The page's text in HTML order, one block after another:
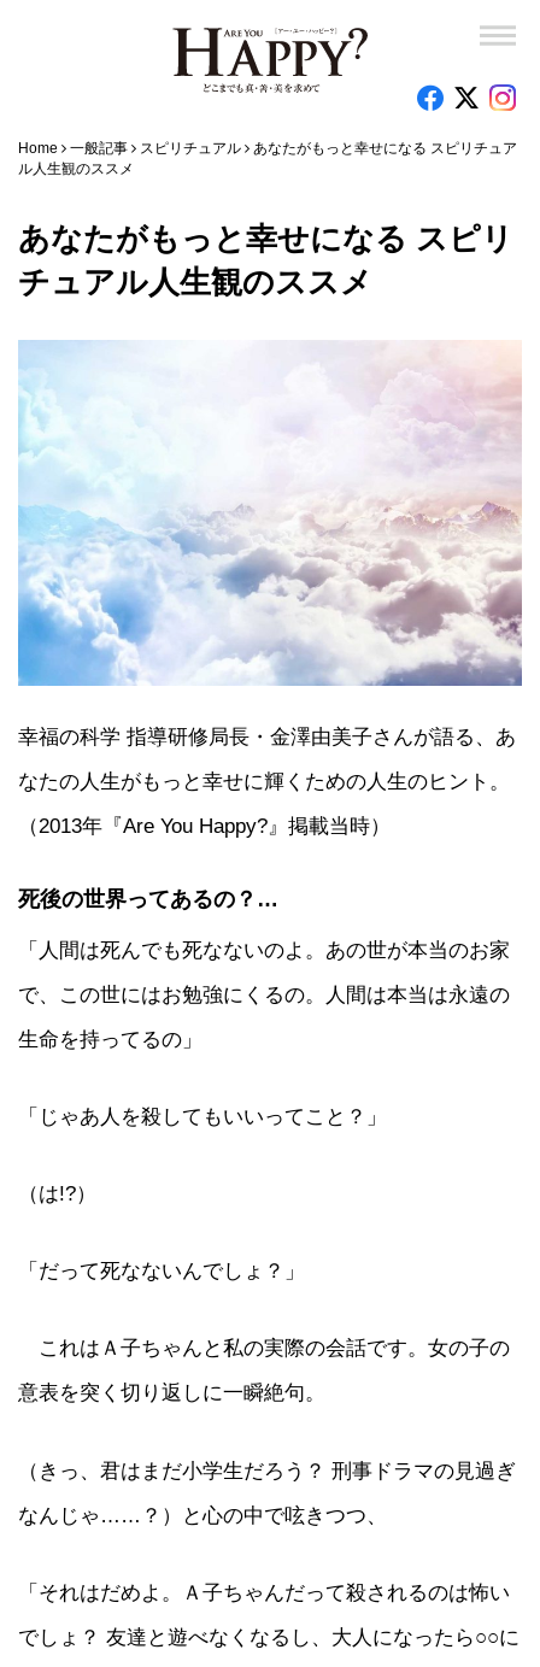
Home 一般記事 スピリチュアル
あなたがもっと幸せになる スピリチュア
ル人生観のススメ
あなたがもっと幸せになる スピリ
チュアル人生観のススメ
幸福の科学 指導研修局長・金澤由美子さんが語る、あ
なたの人生がもっと幸せに輝くための人生のヒント。
（2013年『Are You Happy?』掲載当時）
死後の世界ってあるの？…
「人間は死んでも死なないのよ。あの世が本当のお家
で、この世にはお勉強にくるの。人間は本当は永遠の
生命を持ってるの」
「じゃあ人を殺してもいいってこと？」
（は!?）
「だって死なないんでしょ？」
これはＡ子ちゃんと私の実際の会話です。女の子の
意表を突く切り返しに一瞬絶句。
（きっ、君はまだ小学生だろう？ 刑事ドラマの見過ぎ
なんじゃ……？）と心の中で呟きつつ、
「それはだめよ。Ａ子ちゃんだって殺されるのは怖い
でしょ？ 友達と遊べなくなるし、大人になったら○○に